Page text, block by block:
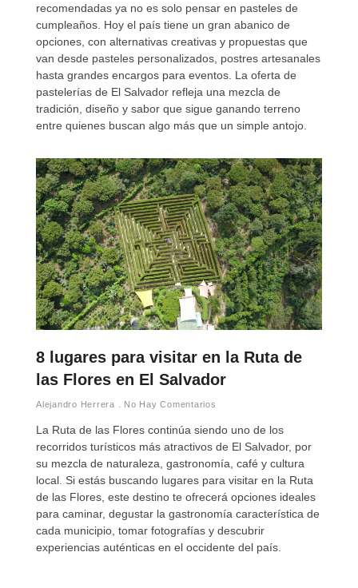
recomendadas ya no es solo pensar en pasteles de
cumpleaños. Hoy el país tiene un gran abanico de
opciones, con alternativas creativas y propuestas que
van desde pasteles personalizados, postres artesanales
hasta grandes encargos para eventos. La oferta de
pastelerías de El Salvador refleja una mezcla de
tradición, diseño y sabor que sigue ganando terreno
entre quienes buscan algo más que un simple antojo.
8 lugares para visitar en la Ruta de
las Flores en El Salvador
Alejandro Herrera No Hay Comentarios
La Ruta de las Flores continúa siendo uno de los
recorridos turísticos más atractivos de El Salvador, por
su mezcla de naturaleza, gastronomía, café y cultura
local. Si estás buscando lugares para visitar en la Ruta
de las Flores, este destino te ofrecerá opciones ideales
para caminar, degustar la gastronomía característica de
cada municipio, tomar fotografías y descubrir
experiencias auténticas en el occidente del país.